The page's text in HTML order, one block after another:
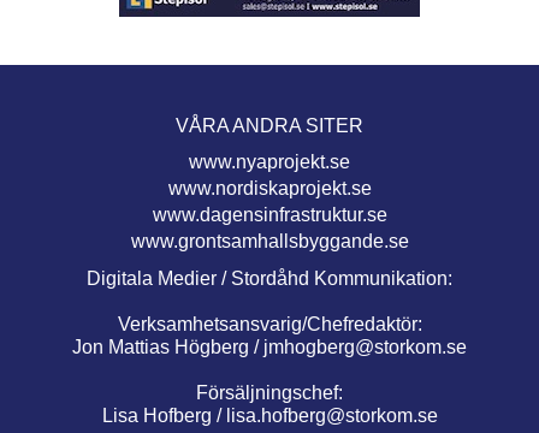
VÅRA ANDRA SITER
www.nyaprojekt.se
www.nordiskaprojekt.se
www.dagensinfrastruktur.se
www.grontsamhallsbyggande.se
Digitala Medier / Stordåhd Kommunikation:
Verksamhetsansvarig/Chefredaktör:
Jon Mattias Högberg / jmhogberg@storkom.se
Försäljningschef:
Lisa Hofberg / lisa.hofberg@storkom.se